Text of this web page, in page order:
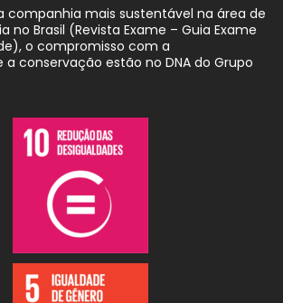
companhia mais sustentável na área de
no Brasil (Revista Exame – Guia Exame
o compromisso com a
conservação estão no DNA do Grupo